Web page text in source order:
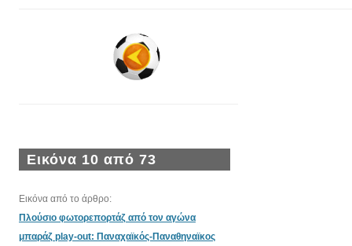
Εικόνα 10 από 73
Εικόνα από το άρθρο:
Πλούσιο φωτορεπορτάζ από τον αγώνα
μπαράζ play-out: Παναχαϊκός-Παναθηναϊκος